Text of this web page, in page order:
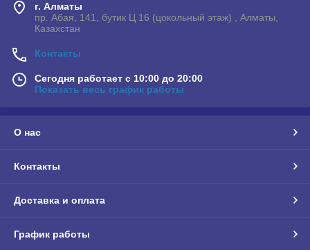
г. Алматы
пр. Абая, 141, бутик Ц 16 (цокольный этаж) , Алматы,
Казахстан
Контакты
Сегодня работает с 10:00 до 20:00
Показать весь график работы
О нас
Контакты
Доставка и оплата
График работы